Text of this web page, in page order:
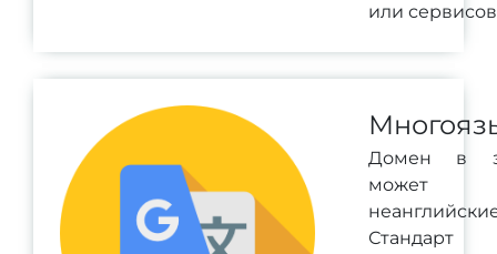
или
Домен в
может